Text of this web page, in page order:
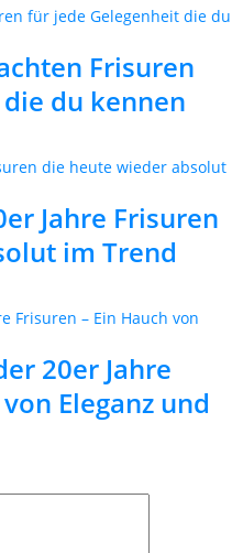
Frisuren
du kennen
Jahre Frisuren
im Trend
20er Jahre
Eleganz und